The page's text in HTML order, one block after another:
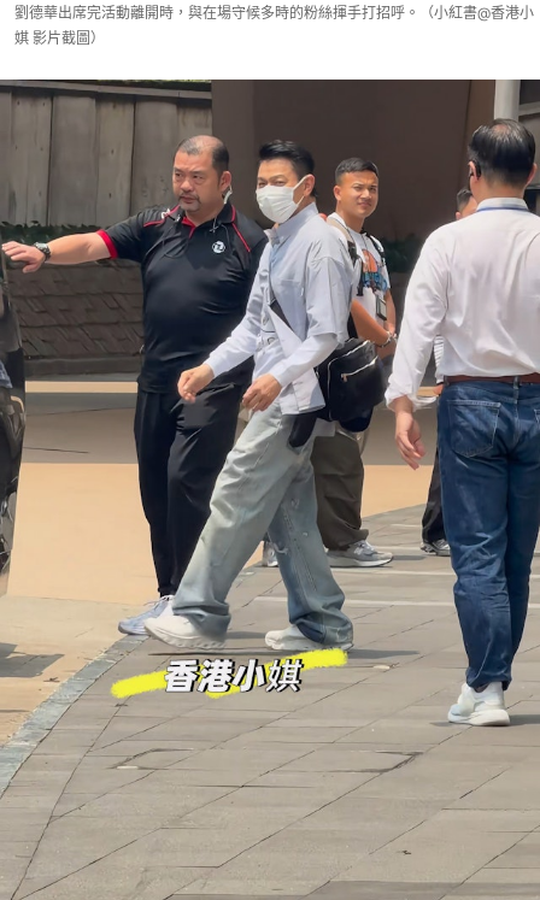
劉德華出席完活動離開時，與在場守候多時的粉絲揮手打招呼。（小紅書@香港小
娸 影片截圖）